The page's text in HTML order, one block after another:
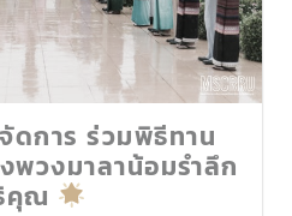
ดการ ร่วมพิธีทาน
พวงมาลาน้อมรำลึก
คุณ